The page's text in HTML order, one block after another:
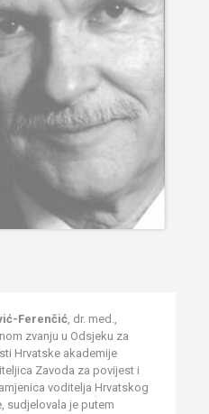
Ferenčić, dr. med.,
zvanju u Odsjeku za
Hrvatske akademije
Zavoda za povijest i
voditelja Hrvatskog
sudjelovala je putem